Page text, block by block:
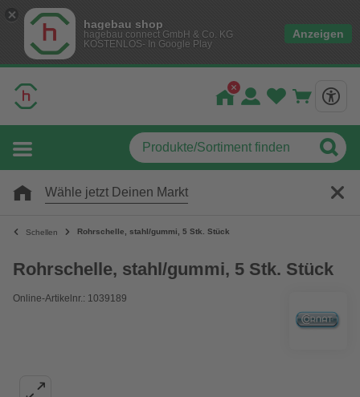
hagebau shop
hagebau connect GmbH & Co. KG
KOSTENLOS- In Google Play
Anzeigen
Wähle jetzt Deinen Markt
Schellen Rohrschelle, stahl/gummi, 5 Stk. Stück
Rohrschelle, stahl/gummi, 5 Stk. Stück
Online-Artikelnr.: 1039189